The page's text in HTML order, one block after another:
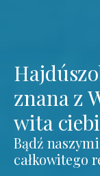
znana z
wita
Bądź
całkowitego